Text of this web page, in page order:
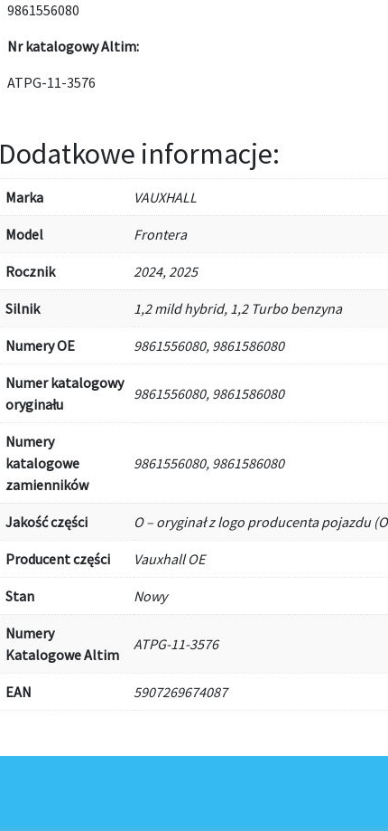
9861556080
Nr katalogowy Altim:
ATPG-11-3576
Dodatkowe informacje:
Marka VAUXHALL
Model Frontera
Rocznik 2024, 2025
Silnik 1,2 mild hybrid, 1,2 Turbo benzyna
Numery OE 9861556080, 9861586080
Numer katalogowy
oryginału
9861556080, 9861586080
Numery
katalogowe
zamienników
9861556080, 9861586080
Jakość części O – oryginał z logo producenta pojazdu
Producent części Vauxhall OE
Stan Nowy
Numery
Katalogowe Altim
ATPG-11-3576
EAN 5907269674087